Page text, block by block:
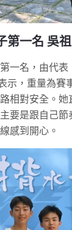
第一名 吳
一名，由代表
示，重量為賽
相對安全。
要是跟自己
感到開心。